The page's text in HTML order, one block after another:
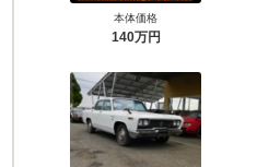
本体価格
140万円